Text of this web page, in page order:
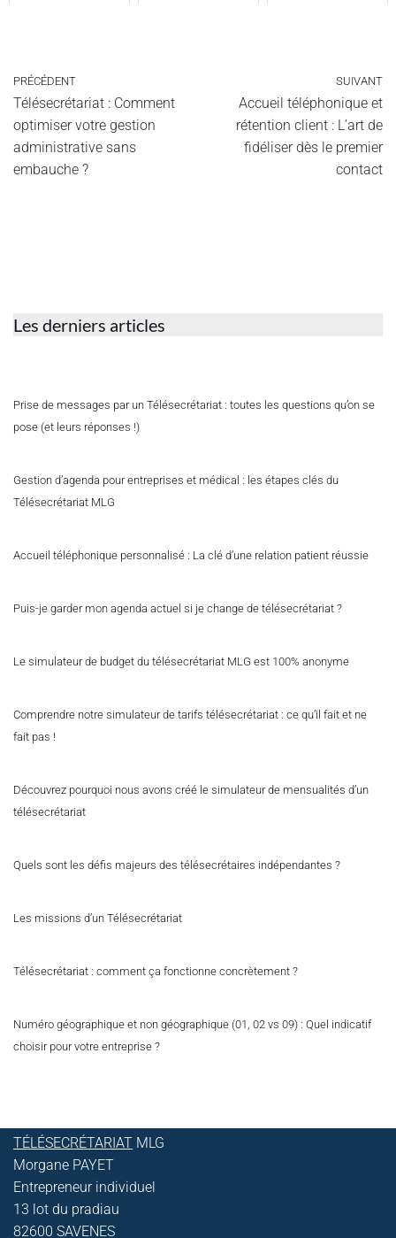
PRÉCÉDENT
Télésecrétariat : Comment
optimiser votre gestion
administrative sans
embauche ?
SUIVANT
Accueil téléphonique et
rétention client : L’art de
fidéliser dès le premier
contact
Les derniers articles
Prise de messages par un Télésecrétariat : toutes les questions qu’on se
pose (et leurs réponses !)
Gestion d’agenda pour entreprises et médical : les étapes clés du
Télésecrétariat MLG
Accueil téléphonique personnalisé : La clé d’une relation patient réussie
Puis-je garder mon agenda actuel si je change de télésecrétariat ?
Le simulateur de budget du télésecrétariat MLG est 100% anonyme
Comprendre notre simulateur de tarifs télésecrétariat : ce qu’il fait et ne
fait pas !
Découvrez pourquoi nous avons créé le simulateur de mensualités d’un
télésecrétariat
Quels sont les défis majeurs des télésecrétaires indépendantes ?
Les missions d’un Télésecrétariat
Télésecrétariat : comment ça fonctionne concrètement ?
Numéro géographique et non géographique (01, 02 vs 09) : Quel indicatif
choisir pour votre entreprise ?
TÉLÉSECRÉTARIAT MLG
Morgane PAYET
Entrepreneur individuel
13 lot du pradiau
82600 SAVENES